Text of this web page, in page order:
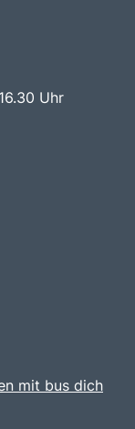
Uhr
mit bus dich